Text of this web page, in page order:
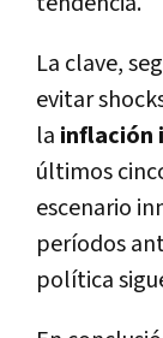
La clave,
evitar
la inflación
últimos
escenario
períodos
política